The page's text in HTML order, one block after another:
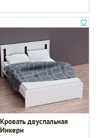
Кровать двуспальная
Инкери